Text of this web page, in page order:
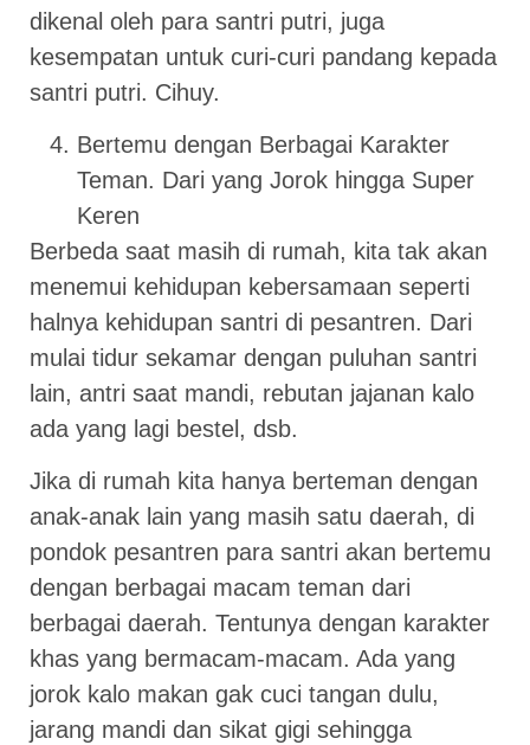
dikenal oleh para santri putri, juga
kesempatan untuk curi-curi pandang kepada
santri putri. Cihuy.
Bertemu dengan Berbagai Karakter
Teman. Dari yang Jorok hingga Super
Keren
Berbeda saat masih di rumah, kita tak akan
menemui kehidupan kebersamaan seperti
halnya kehidupan santri di pesantren. Dari
mulai tidur sekamar dengan puluhan santri
lain, antri saat mandi, rebutan jajanan kalo
ada yang lagi bestel, dsb.
Jika di rumah kita hanya berteman dengan
anak-anak lain yang masih satu daerah, di
pondok pesantren para santri akan bertemu
dengan berbagai macam teman dari
berbagai daerah. Tentunya dengan karakter
khas yang bermacam-macam. Ada yang
jorok kalo makan gak cuci tangan dulu,
jarang mandi dan sikat gigi sehingga